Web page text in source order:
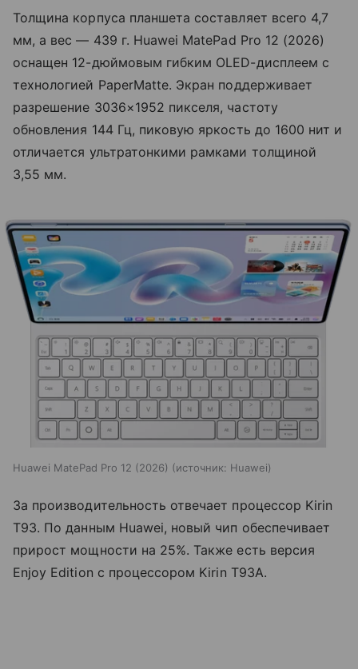
Толщина корпуса планшета составляет всего 4,7
мм, а вес — 439 г. Huawei MatePad Pro 12 (2026)
оснащен 12-дюймовым гибким OLED-дисплеем с
технологией PaperMatte. Экран поддерживает
разрешение 3036×1952 пикселя, частоту
обновления 144 Гц, пиковую яркость до 1600 нит и
отличается ультратонкими рамками толщиной
3,55 мм.
Huawei MatePad Pro 12 (2026) источник: Huawei
За производительность отвечает процессор Kirin
T93. По данным Huawei, новый чип обеспечивает
прирост мощности на 25%. Также есть версия
Enjoy Edition с процессором Kirin T93A.